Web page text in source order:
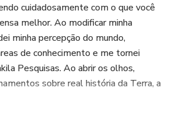
cuidadosamente com o que você
melhor. Ao modificar minha
minha percepção do mundo,
de conhecimento e me tornei
Pesquisas. Ao abrir os olhos,
sobre real história da Terra, a